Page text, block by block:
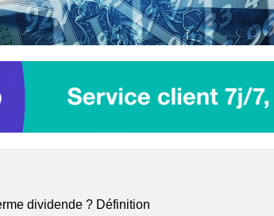
dividende ? Définition